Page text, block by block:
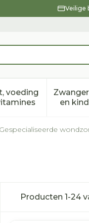
Veilige
Schoonheid,
voeding
Toon submenu
en
Gespecialiseerde
Producten 1-24